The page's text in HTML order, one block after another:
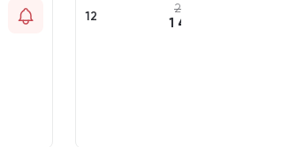
12
2 829
1 407